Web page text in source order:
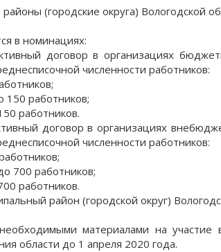
(городские округа) Вологодской
в номинациях:
договор в организациях
численности работников:
150 работников;
работников.
договор в организациях
численности работников:
700 работников;
работников.
район (городской округ)
материалами на участие
области до 1 апреля 2020 года.